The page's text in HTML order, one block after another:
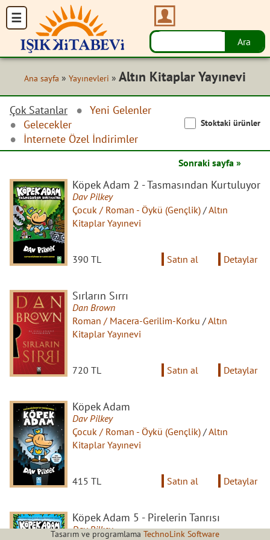
Ana sayfa » Yayınevleri » Altın Kitaplar Yayınevi
Çok Satanlar
Yeni Gelenler
Gelecekler
İnternete Özel İndirimler
Stoktaki ürünler
Sonraki sayfa »
Köpek Adam 2 - Tasmasından Kurtuluyor
Dav Pilkey
Çocuk / Roman - Öykü (Gençlik) /Altın
Kitaplar Yayınevi
390 TL Satın al Detaylar
Sırların Sırrı
Dan Brown
Roman / Macera-Gerilim-Korku /Altın
Kitaplar Yayınevi
720 TL Satın al Detaylar
Köpek Adam
Dav Pilkey
Çocuk / Roman - Öykü (Gençlik) /Altın
Kitaplar Yayınevi
415 TL Satın al Detaylar
Köpek Adam 5 - Pirelerin Tanrısı
Dav Pilkey
Tasarım ve programlama TechnoLink Software